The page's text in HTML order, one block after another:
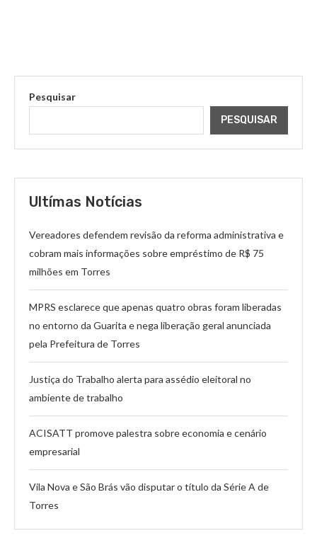
Pesquisar
PESQUISAR
Ultímas Notícias
Vereadores defendem revisão da reforma administrativa e
cobram mais informações sobre empréstimo de R$ 75
milhões em Torres
MPRS esclarece que apenas quatro obras foram liberadas
no entorno da Guarita e nega liberação geral anunciada
pela Prefeitura de Torres
Justiça do Trabalho alerta para assédio eleitoral no
ambiente de trabalho
ACISATT promove palestra sobre economia e cenário
empresarial
Vila Nova e São Brás vão disputar o título da Série A de
Torres